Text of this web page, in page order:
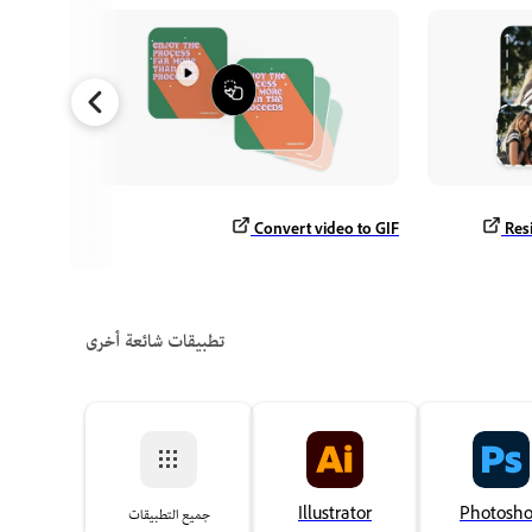
Convert video to GIF
تطبيقات شائعة أخرى
Illustrator جميع التطبيقات